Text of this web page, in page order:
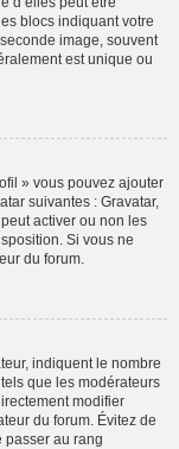
blocs indiquant votre
image, souvent
est unique ou
» vous pouvez ajouter
suivantes : Gravatar,
activer ou non les
Si vous ne
du forum.
indiquent le nombre
que les modérateurs
modifier
du forum. Évitez de
passer au rang